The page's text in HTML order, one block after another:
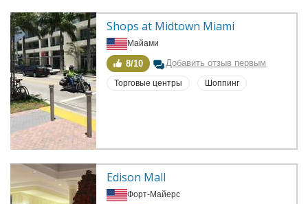
Shops at Midtown Miami
Майами
8/10 Добавить отзыв первым
Торговые центры Шоппинг
Edison Mall
Форт-Майерс